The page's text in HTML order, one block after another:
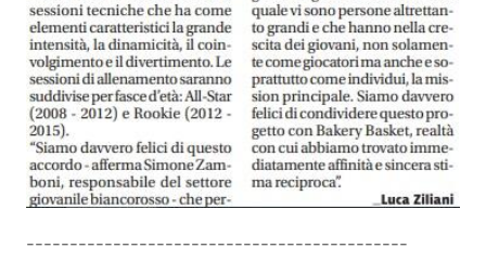
--------------------------------------------